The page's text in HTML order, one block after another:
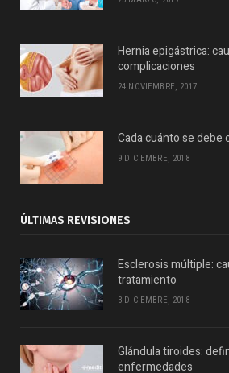
Hernia epigástrica:
complicaciones
24 NOVIEMBRE, 2017
Cada cuánto se debe
9 DICIEMBRE, 2018
ÚLTIMAS REVISIONES
Esclerosis múltiple:
tratamiento
3 DICIEMBRE, 2018
Glándula tiroides:
enfermedades